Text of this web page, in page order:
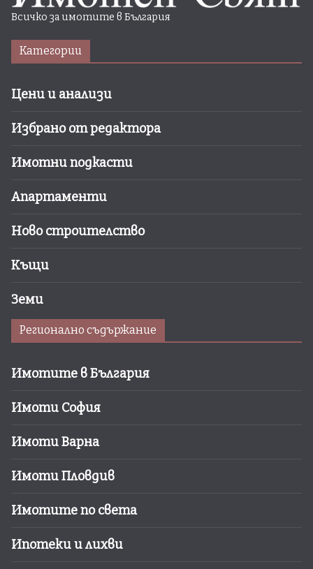
Всичко за имотите в България
Категории
Цени и анализи
Избрано от редактора
Имотни подкасти
Апартаменти
Ново строителство
Къщи
Земи
Регионално съдържание
Имотите в България
Имоти София
Имоти Варна
Имоти Пловдив
Имотите по света
Ипотеки и лихви